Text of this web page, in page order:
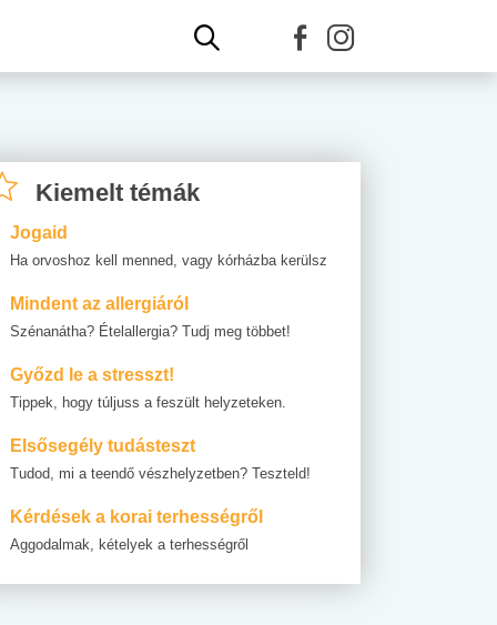
Kiemelt témák
Jogaid
Ha orvoshoz kell menned, vagy kórházba kerülsz
Mindent az allergiáról
Szénanátha? Ételallergia? Tudj meg többet!
Győzd le a stresszt!
Tippek, hogy túljuss a feszült helyzeteken.
Elsősegély tudásteszt
Tudod, mi a teendő vészhelyzetben? Teszteld!
Kérdések a korai terhességről
Aggodalmak, kételyek a terhességről